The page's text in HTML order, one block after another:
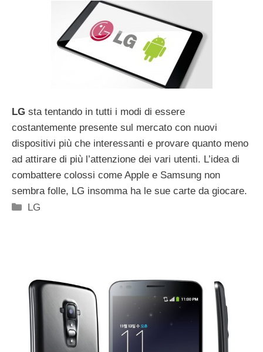
LG sta tentando in tutti i modi di essere
costantemente presente sul mercato con nuovi
dispositivi più che interessanti e provare quanto meno
ad attirare di più l’attenzione dei vari utenti. L’idea di
combattere colossi come Apple e Samsung non
sembra folle, LG insomma ha le sue carte da giocare.
Categorie
LG